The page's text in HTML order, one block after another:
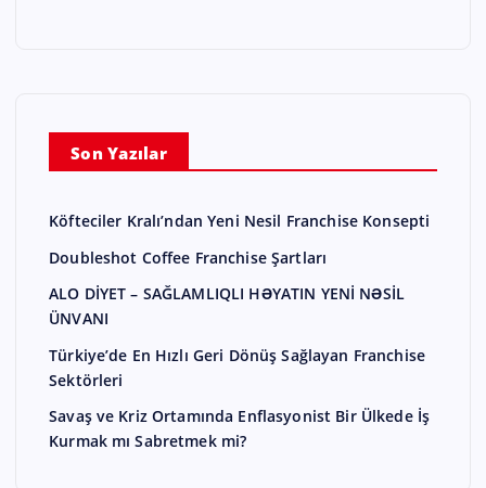
Son Yazılar
Köfteciler Kralı’ndan Yeni Nesil Franchise Konsepti
Doubleshot Coffee Franchise Şartları
ALO DİYET – SAĞLAMLIQLI HƏYATIN YENİ NƏSİL
ÜNVANI
Türkiye’de En Hızlı Geri Dönüş Sağlayan Franchise
Sektörleri
Savaş ve Kriz Ortamında Enflasyonist Bir Ülkede İş
Kurmak mı Sabretmek mi?